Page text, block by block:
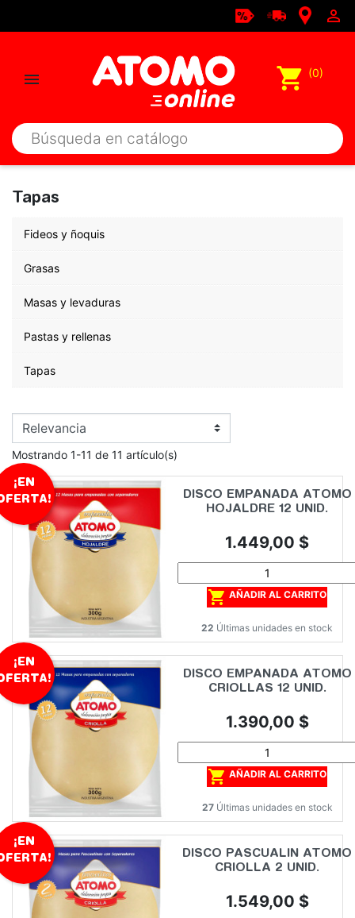

 shopping_cart (0)
Tapas
Fideos y ñoquis
Grasas
Masas y levaduras
Pastas y rellenas
Tapas
Mostrando 1-11 de 11 artículo(s)
DISCO EMPANADA ATOMO
HOJALDRE 12 UNID.
Precio
1.449,00 $
 AÑADIR AL CARRITO
22 Últimas unidades en stock
¡EN
DISCO EMPANADA ATOMO
CRIOLLAS 12 UNID.
Precio
1.390,00 $
 AÑADIR AL CARRITO
27 Últimas unidades en stock
¡EN
DISCO PASCUALIN ATOMO
CRIOLLA 2 UNID.
Precio
1.549,00 $
¡EN